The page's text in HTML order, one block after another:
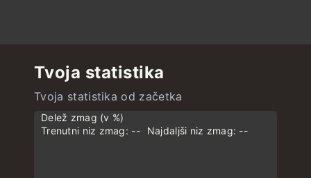
Tvoja statistika
Tvoja statistika od začetka
Delež zmag (v %)
Trenutni niz zmag: --
Najdaljši niz zmag: --